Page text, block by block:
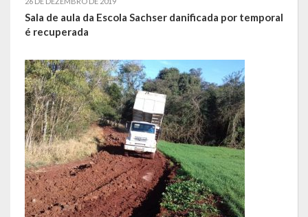
LEIS ORDINÁRIAS
LEIS COMPLEMENTARES
DECRETOS
Publicações
Conselhos Municipais
Regulamentos
Editais
Sala de aula da Escola Sachser danificada por temporal
é recuperada